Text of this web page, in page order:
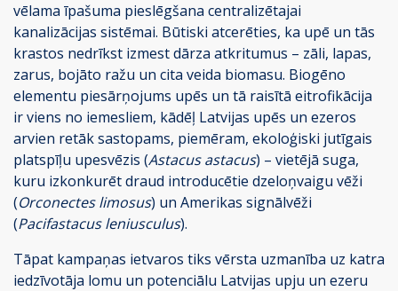
vēlama īpašuma pieslēgšana centralizētajai
kanalizācijas sistēmai. Būtiski atcerēties, ka upē un tās
krastos nedrīkst izmest dārza atkritumus – zāli, lapas,
zarus, bojāto ražu un cita veida biomasu. Biogēno
elementu piesārņojums upēs un tā raisītā eitrofikācija
ir viens no iemesliem, kādēļ Latvijas upēs un ezeros
arvien retāk sastopams, piemēram, ekoloģiski jutīgais
platspīļu upesvēzis (Astacus astacus) – vietējā suga,
kuru izkonkurēt draud introducētie dzeloņvaigu vēži
(Orconectes limosus) un Amerikas signālvēži
(Pacifastacus leniusculus).
Tāpat kampaņas ietvaros tiks vērsta uzmanība uz katra
iedzīvotāja lomu un potenciālu Latvijas upju un ezeru